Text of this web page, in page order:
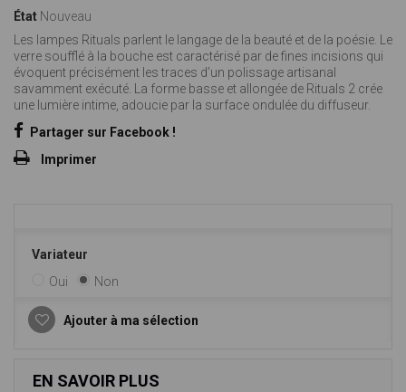
État Nouveau
Les lampes Rituals parlent le langage de la beauté et de la poésie. Le
verre soufflé à la bouche est caractérisé par de fines incisions qui
évoquent précisément les traces d’un polissage artisanal
savamment exécuté. La forme basse et allongée de Rituals 2 crée
une lumière intime, adoucie par la surface ondulée du diffuseur.
Partager sur Facebook !
Imprimer
Variateur
Oui
Non
Ajouter à ma sélection
EN SAVOIR PLUS